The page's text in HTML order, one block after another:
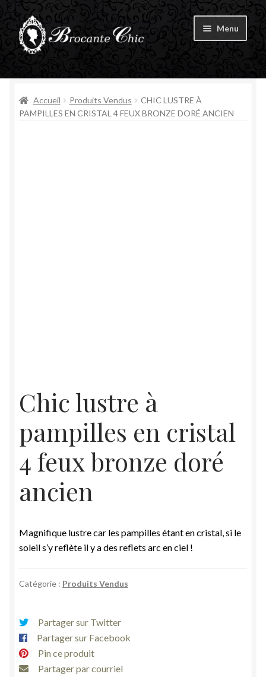
Aller
à
la
Aller
au
contenu
Menu
le
enfant
Tous les produits
le
Accueil Produits Vendus
CHIC LUSTRE À
PAMPILLES EN CRISTAL 4 FEUX BRONZE DORÉ ANCIEN
Chic lustre à
pampilles en cristal
4 feux bronze doré
ancien
Magnifique lustre car les pampilles étant en cristal, si le
soleil s’y reflète il y a des reflets arc en ciel !
Catégorie : Produits Vendus
Partager sur Twitter
Partager sur Facebook
Pin ce produit
Partager par courriel